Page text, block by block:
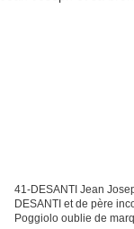
41-DESANTI Jean
DESANTI et de père
Poggiolo oublie de